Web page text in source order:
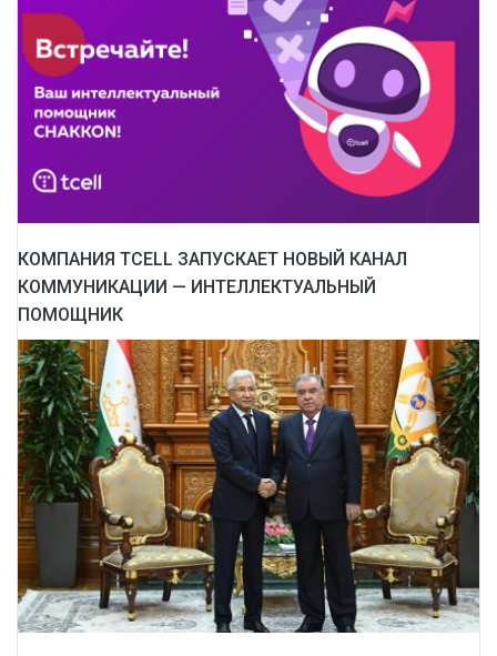
КОМПАНИЯ TCELL ЗАПУСКАЕТ НОВЫЙ КАНАЛ
КОММУНИКАЦИИ — ИНТЕЛЛЕКТУАЛЬНЫЙ
ПОМОЩНИК